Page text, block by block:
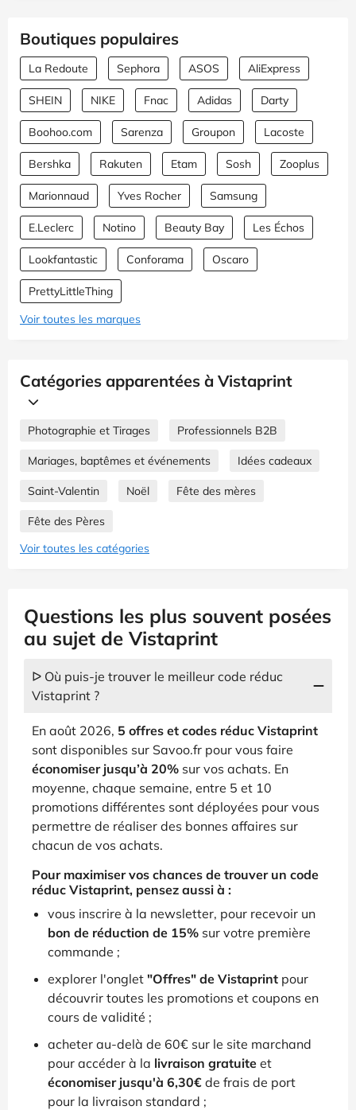
Boutiques populaires
La Redoute Sephora ASOS AliExpress
SHEIN NIKE Fnac Adidas Darty
Boohoo.com Sarenza Groupon Lacoste
Bershka Rakuten Etam Sosh Zooplus
Marionnaud Yves Rocher Samsung
E.Leclerc Notino Beauty Bay Les Échos
Lookfantastic Conforama Oscaro
PrettyLittleThing
Voir toutes les marques
Catégories apparentées à Vistaprint
Photographie et Tirages Professionnels B2B
Mariages, baptêmes et événements Idées cadeaux
Saint-Valentin Noël Fête des mères
Fête des Pères
Voir toutes les catégories
Questions les plus souvent posées
au sujet de Vistaprint
ᐅ Où puis-je trouver le meilleur code réduc
Vistaprint ?
En août 2026, 5 offres et codes réduc Vistaprint
sont disponibles sur Savoo.fr pour vous faire
économiser jusqu’à 20% sur vos achats. En
moyenne, chaque semaine, entre 5 et 10
promotions différentes sont déployées pour vous
permettre de réaliser des bonnes affaires sur
chacun de vos achats.
Pour maximiser vos chances de trouver un code
réduc Vistaprint, pensez aussi à :
vous inscrire à la newsletter, pour recevoir un
bon de réduction de 15% sur votre première
commande ;
explorer l'onglet "Offres" de Vistaprint pour
découvrir toutes les promotions et coupons en
cours de validité ;
acheter au-delà de 60€ sur le site marchand
pour accéder à la livraison gratuite et
économiser jusqu'à 6,30€ de frais de port
pour la livraison standard ;